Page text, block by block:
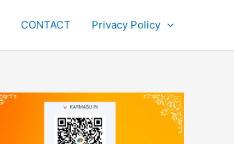
CONTACT Privacy Policy